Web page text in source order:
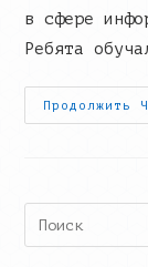
в сфере
Ребята
Продолжить
Search
this